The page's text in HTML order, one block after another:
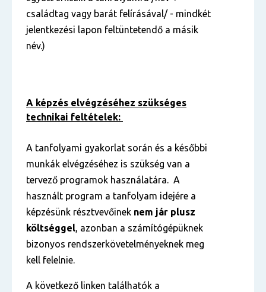
családtag vagy barát felírásával/ - mindkét
jelentkezési lapon feltüntetendő a másik
név.)
A képzés elvégzéséhez szükséges
technikai feltételek:
A tanfolyami gyakorlat során és a későbbi
munkák elvégzéséhez is szükség van a
tervező programok használatára. A
használt program a tanfolyam idejére a
képzésünk résztvevőinek nem jár plusz
költséggel, azonban a számítógépüknek
bizonyos rendszerkövetelményeknek meg
kell felelnie.
A következő linken találhatók a